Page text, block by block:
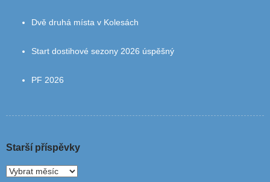
Dvě druhá místa v Kolesách
Start dostihové sezony 2026 úspěšný
PF 2026
Starší příspěvky